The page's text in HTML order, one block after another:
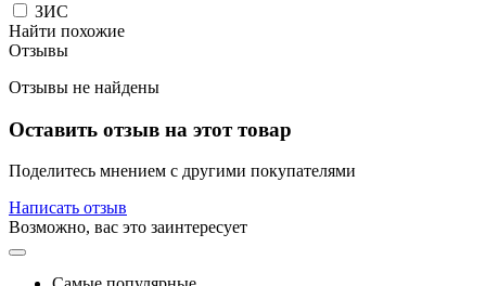
ЗИС
Найти похожие
Отзывы
Отзывы не найдены
Оставить отзыв на этот товар
Поделитесь мнением с другими покупателями
Написать отзыв
Возможно, вас это заинтересует